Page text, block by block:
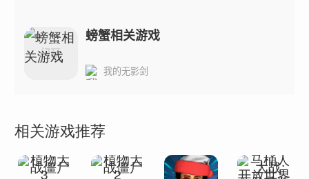
螃蟹相关游戏
我的无影剑
相关游戏推荐